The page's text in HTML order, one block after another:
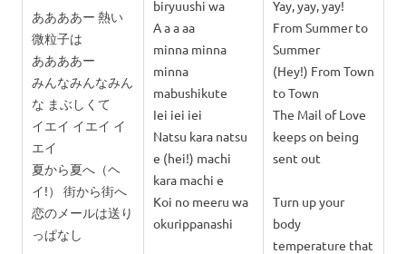
ああああー 熱い
微粒子は
ああああー
みんなみんなみん
な まぶしくて
イエイ イエイ イ
エイ
夏から夏へ（ヘ
イ!） 街から街へ
恋のメールは送り
っぱなし
biryuushi wa
A a a aa
minna minna
minna
mabushikute
Iei iei iei
Natsu kara natsu
e (hei!) machi
kara machi e
Koi no meeru wa
okurippanashi
Yay, yay, yay!
From Summer to
Summer
(Hey!) From Town
to Town
The Mail of Love
keeps on being
sent out
Turn up your
body
temperature that